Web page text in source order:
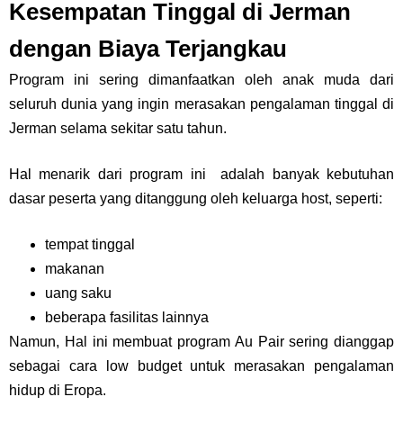
Kesempatan Tinggal di Jerman
dengan Biaya Terjangkau
Program ini sering dimanfaatkan oleh anak muda dari
seluruh dunia yang ingin merasakan pengalaman tinggal di
Jerman selama sekitar satu tahun.
Hal menarik dari program ini adalah banyak kebutuhan
dasar peserta yang ditanggung oleh keluarga host, seperti:
tempat tinggal
makanan
uang saku
beberapa fasilitas lainnya
Namun, Hal ini membuat program Au Pair sering dianggap
sebagai cara low budget untuk merasakan pengalaman
hidup di Eropa.